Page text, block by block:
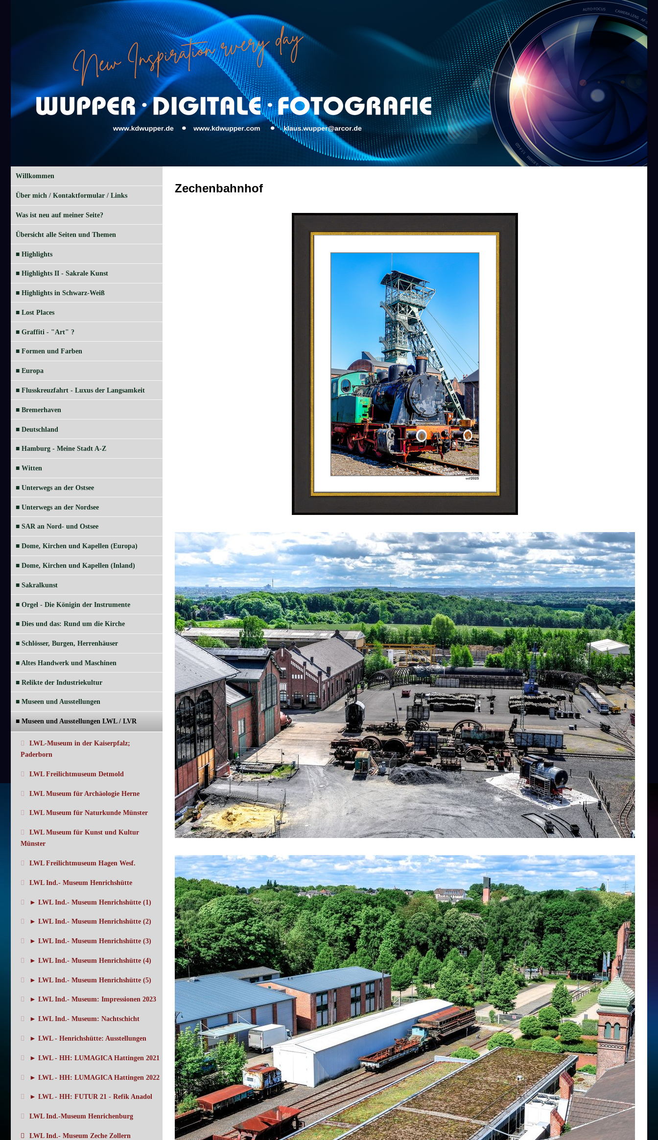
Willkommen
Über mich / Kontaktformular / Links
Was ist neu auf meiner Seite?
Übersicht alle Seiten und Themen
■ Highlights
■ Highlights II - Sakrale Kunst
■ Highlights in Schwarz-Weiß
■ Lost Places
■ Graffiti - "Art" ?
■ Formen und Farben
■ Europa
■ Flusskreuzfahrt - Luxus der Langsamkeit
■ Bremerhaven
■ Deutschland
■ Hamburg - Meine Stadt A-Z
■ Witten
■ Unterwegs an der Ostsee
■ Unterwegs an der Nordsee
■ SAR an Nord- und Ostsee
■ Dome, Kirchen und Kapellen (Europa)
■ Dome, Kirchen und Kapellen (Inland)
■ Sakralkunst
■ Orgel - Die Königin der Instrumente
■ Dies und das: Rund um die Kirche
■ Schlösser, Burgen, Herrenhäuser
■ Altes Handwerk und Maschinen
■ Relikte der Industriekultur
■ Museen und Ausstellungen
■ Museen und Ausstellungen LWL / LVR
LWL-Museum in der Kaiserpfalz;
Paderborn
LWL Freilichtmuseum Detmold
LWL Museum für Archäologie Herne
LWL Museum für Naturkunde Münster
LWL Museum für Kunst und Kultur
Münster
LWL Freilichtmuseum Hagen Wesf.
LWL Ind.- Museum Henrichshütte
► LWL Ind.- Museum Henrichshütte (1)
► LWL Ind.- Museum Henrichshütte (2)
► LWL Ind.- Museum Henrichshütte (3)
► LWL Ind.- Museum Henrichshütte (4)
► LWL Ind.- Museum Henrichshütte (5)
► LWL Ind.- Museum: Impressionen 2023
► LWL Ind.- Museum: Nachtschicht
► LWL - Henrichshütte: Ausstellungen
► LWL - HH: LUMAGICA Hattingen 2021
► LWL - HH: LUMAGICA Hattingen 2022
► LWL - HH: FUTUR 21 - Refik Anadol
LWL Ind.-Museum Henrichenburg
LWL Ind.- Museum Zeche Zollern
Zechenbahnhof